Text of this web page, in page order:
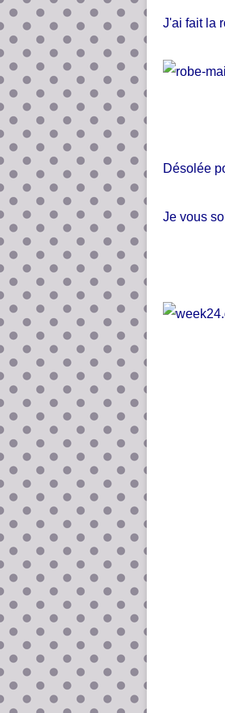
J'ai fait la
Désolée
Je vous